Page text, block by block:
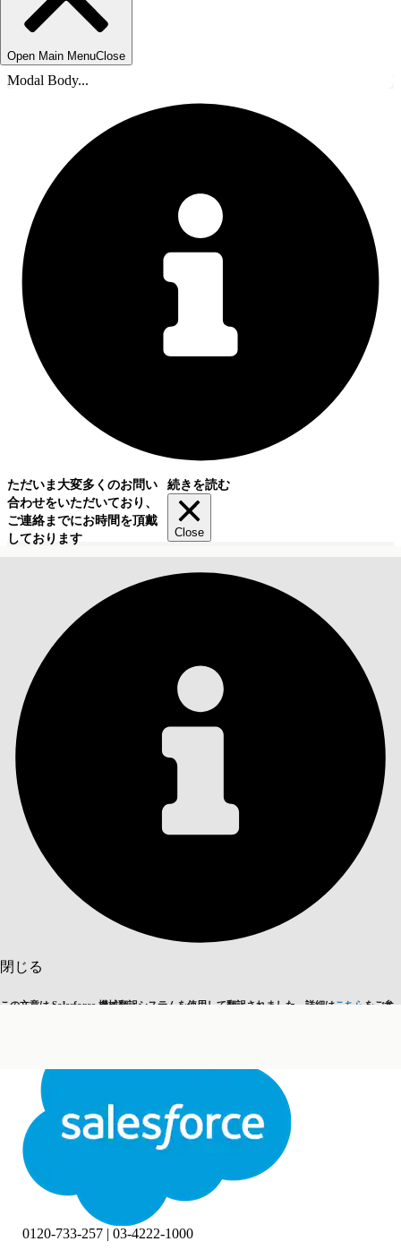
Open Main MenuClose
Modal Body...
ただいま大変多くのお問い
合わせをいただいており、
ご連絡までにお時間を頂戴
しております
続きを読む
Close
閉じる
この文章は Salesforce 機械翻訳システムを使用して翻訳されました。詳細はこちら をご参
閉じる 閉じる
目次
0120-733-257 | 03-4222-1000